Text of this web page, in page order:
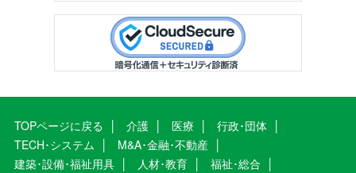
TOPページに戻る 介護 医療
行政･団体
TECH･システム
M&A･金融･不動産
建築･設備･福祉用具
人材･教育
福祉･総合